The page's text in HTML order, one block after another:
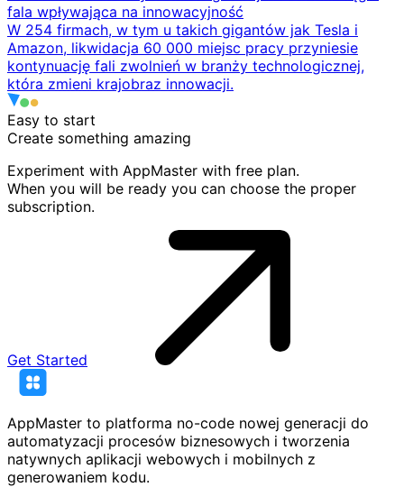
fala wpływająca na innowacyjność
W 254 firmach, w tym u takich gigantów jak Tesla i
Amazon, likwidacja 60 000 miejsc pracy przyniesie
kontynuację fali zwolnień w branży technologicznej,
która zmieni krajobraz innowacji.
Easy to start
Create something amazing
Experiment with AppMaster with free plan.
When you will be ready you can choose the proper
subscription.
Get Started
AppMaster to platforma no-code nowej generacji do
automatyzacji procesów biznesowych i tworzenia
natywnych aplikacji webowych i mobilnych z
generowaniem kodu.